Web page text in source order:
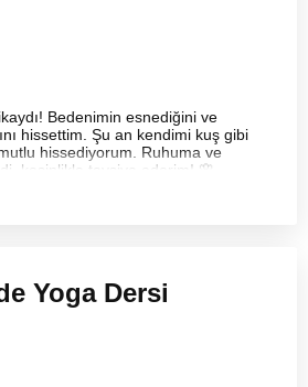
Bedenimin esnediğini ve
hissettim. Şu an kendimi kuş gibi
hissediyorum. Ruhuma ve
kesinlikle tavsiye ederim! 🌸
Yoga Dersi